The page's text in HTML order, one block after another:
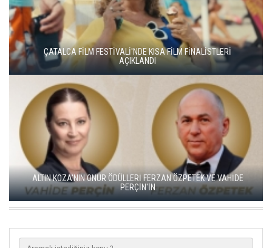
YEŞİM USTAOĞLU'NUN "ARTAKALAN"I SAN SEBASTIÁN'DA
DÜNYA PRÖMİYERİNİ YAPACAK
GO TÜRKİYE MİNİ DİZİLERİNİN YENİ ROTASI DOĞU KARADENİZ
OLDU